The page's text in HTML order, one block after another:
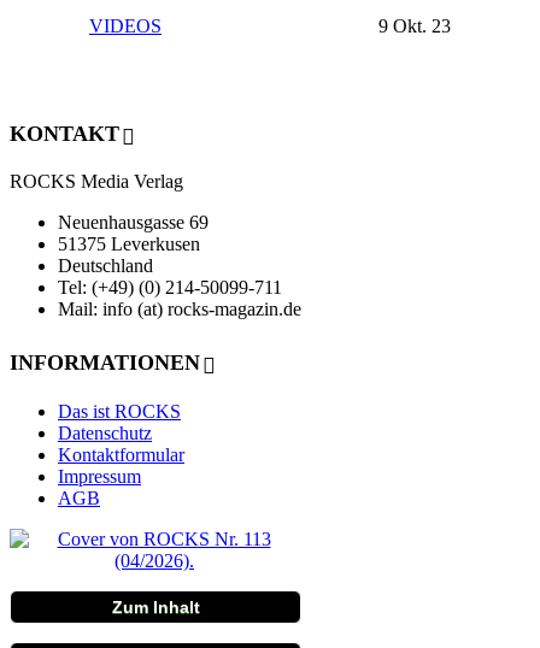
VIDEOS 9 Okt. 23
KONTAKT
ROCKS Media Verlag
Neuenhausgasse 69
51375 Leverkusen
Deutschland
Tel: (+49) (0) 214-50099-711
Mail: info (at) rocks-magazin.de
INFORMATIONEN
Das ist ROCKS
Datenschutz
Kontaktformular
Impressum
AGB
Zum Inhalt